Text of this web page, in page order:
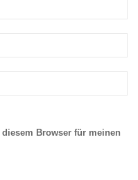
Browser für meinen